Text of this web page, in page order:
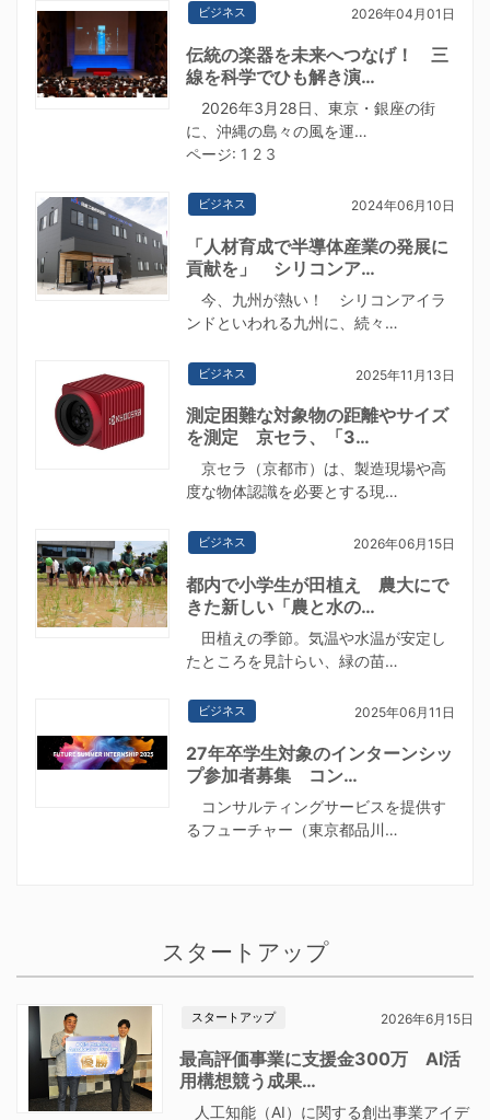
ビジネス 2026年04月01日
伝統の楽器を未来へつなげ！ 三
線を科学でひも解き演…
2026年3月28日、東京・銀座の街
に、沖縄の島々の風を運…
ページ: 1 2 3
ビジネス 2024年06月10日
「人材育成で半導体産業の発展に
貢献を」 シリコンア…
今、九州が熱い！ シリコンアイラ
ンドといわれる九州に、続々…
ビジネス 2025年11月13日
測定困難な対象物の距離やサイズ
を測定 京セラ、「3…
京セラ（京都市）は、製造現場や高
度な物体認識を必要とする現…
ビジネス 2026年06月15日
都内で小学生が田植え 農大にで
きた新しい「農と水の…
田植えの季節。気温や水温が安定し
たところを見計らい、緑の苗…
ビジネス 2025年06月11日
27年卒学生対象のインターンシッ
プ参加者募集 コン…
コンサルティングサービスを提供す
るフューチャー（東京都品川…
スタートアップ
スタートアップ 2026年6月15日
最高評価事業に支援金300万 AI活
用構想競う成果…
人工知能（AI）に関する創出事業アイデ